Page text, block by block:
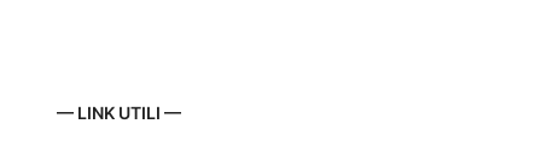
— LINK UTILI —